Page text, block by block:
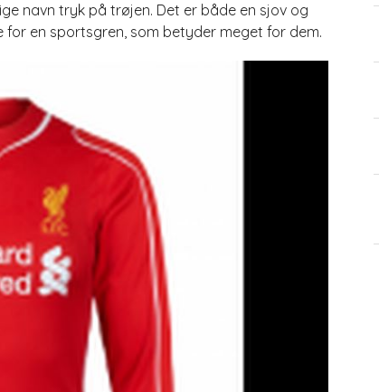
navn tryk på trøjen. Det er både en sjov og
en sportsgren, som betyder meget for dem.